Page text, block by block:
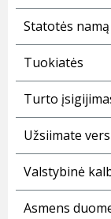
Statotės namą
Tuokiatės
Turto
Užsiimate
Valstybinė
Asmens